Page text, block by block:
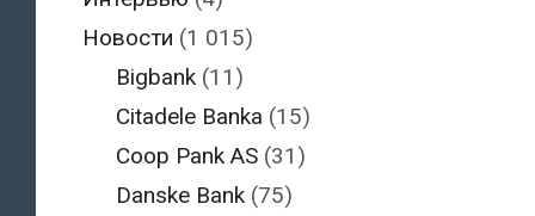
Новости (1 015)
Bigbank (11)
Citadele Banka (15)
Coop Pank AS (31)
Danske Bank (75)